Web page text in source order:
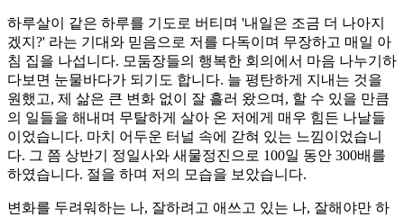
하루살이 같은 하루를 기도로 버티며 '내일은 조금 더 나아지
겠지?' 라는 기대와 믿음으로 저를 다독이며 무장하고 매일 아
침 집을 나섭니다. 모둠장들의 행복한 회의에서 마음 나누기하
다보면 눈물바다가 되기도 합니다. 늘 평탄하게 지내는 것을
원했고, 제 삶은 큰 변화 없이 잘 흘러 왔으며, 할 수 있을 만큼
의 일들을 해내며 무탈하게 살아 온 저에게 매우 힘든 나날들
이었습니다. 마치 어두운 터널 속에 갇혀 있는 느낌이었습니
다. 그 쯤 상반기 정일사와 새물정진으로 100일 동안 300배를
하였습니다. 절을 하며 저의 모습을 보았습니다.
변화를 두려워하는 나, 잘하려고 애쓰고 있는 나, 잘해야만 하